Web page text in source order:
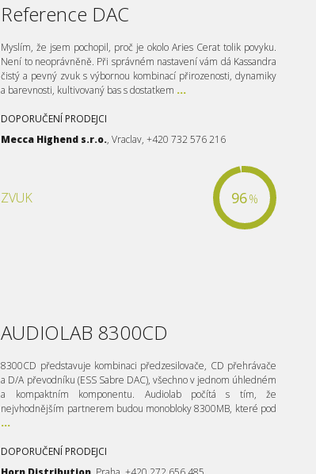
Reference DAC
Myslím, že jsem pochopil, proč je okolo Aries Cerat tolik povyku.
Není to neoprávněně. Při správném nastavení vám dá Kassandra
čistý a pevný zvuk s výbornou kombinací přirozenosti, dynamiky
a barevnosti, kultivovaný bas s dostatkem ...
DOPORUČENÍ PRODEJCI
Mecca Highend s.r.o., Vraclav, +420 732 576 216
ZVUK 96%
AUDIOLAB 8300CD
8300CD představuje kombinaci předzesilovače, CD přehrávače
a D/A převodníku (ESS Sabre DAC), všechno v jednom úhledném
a kompaktním komponentu. Audiolab počítá s tím, že
nejvhodnějším partnerem budou monobloky 8300MB, které pod
...
DOPORUČENÍ PRODEJCI